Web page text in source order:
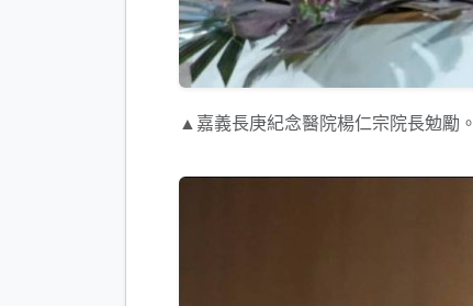
▲嘉義長庚紀念醫院楊仁宗院長勉勵。